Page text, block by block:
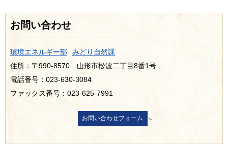
お問い合わせ
環境エネルギー部
みどり自然課
住所：〒990-8570 山形市松波二丁目8番1号
電話番号：023-630-3084
ファックス番号：023-625-7991